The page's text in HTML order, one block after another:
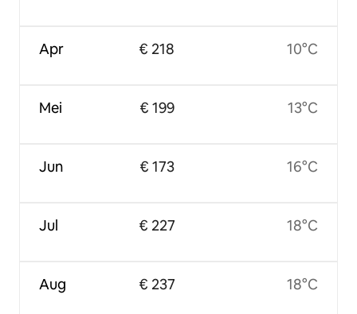
Apr
Mei
Jun
Jul
Aug
€ 218
€ 199
€ 173
€ 227
€ 237
10°C
13°C
16°C
18°C
18°C